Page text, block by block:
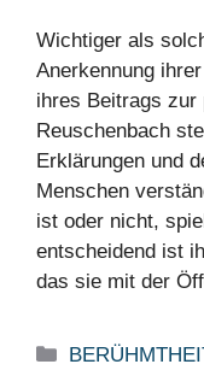
Wichtiger als
Anerkennung
ihres Beitrags zur
Reuschenbach
Erklärungen und
Menschen
ist oder nicht,
entscheidend ist
das sie mit der
Categories